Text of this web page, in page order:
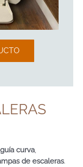
guía curva
de escaleras.